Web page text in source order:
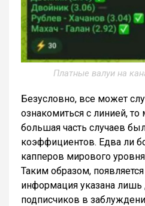
Платные валуи на
Безусловно, все может
ознакомиться с линией,
большая часть случаев
коэффициентов. Едва ли
капперов мирового
Таким образом,
информация указана
подписчиков в